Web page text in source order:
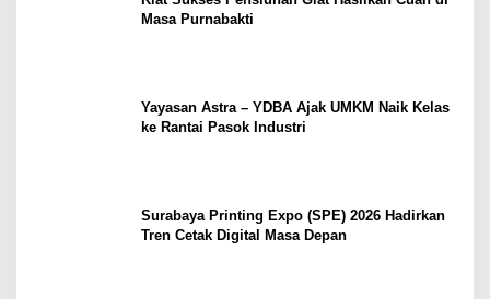
Masa Purnabakti
Yayasan Astra – YDBA Ajak UMKM Naik Kelas
ke Rantai Pasok Industri
Surabaya Printing Expo (SPE) 2026 Hadirkan
Tren Cetak Digital Masa Depan